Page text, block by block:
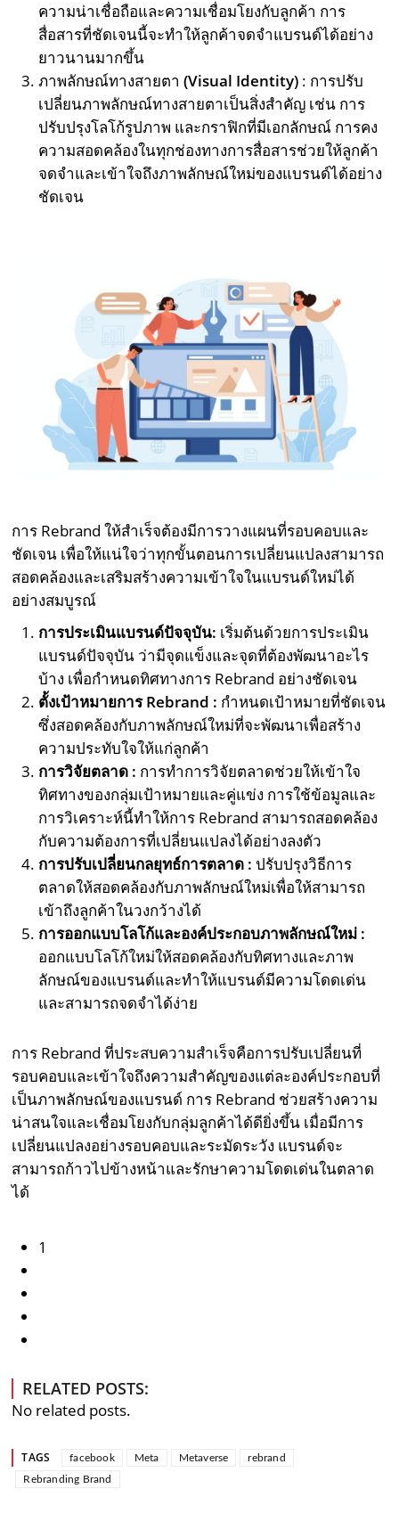
ความน่าเชื่อถือและความเชื่อมโยงกับลูกค้า การ
สื่อสารที่ชัดเจนนี้จะทำให้ลูกค้าจดจำแบรนด์ได้อย่าง
ยาวนานมากขึ้น
ภาพลักษณ์ทางสายตา (Visual Identity) : การปรับ
เปลี่ยนภาพลักษณ์ทางสายตาเป็นสิ่งสำคัญ เช่น การ
ปรับปรุงโลโก้รูปภาพ และกราฟิกที่มีเอกลักษณ์ การคง
ความสอดคล้องในทุกช่องทางการสื่อสารช่วยให้ลูกค้า
จดจำและเข้าใจถึงภาพลักษณ์ใหม่ของแบรนด์ได้อย่าง
ชัดเจน
การ Rebrand ให้สำเร็จต้องมีการวางแผนที่รอบคอบและ
ชัดเจน เพื่อให้แน่ใจว่าทุกขั้นตอนการเปลี่ยนแปลงสามารถ
สอดคล้องและเสริมสร้างความเข้าใจในแบรนด์ใหม่ได้
อย่างสมบูรณ์
การประเมินแบรนด์ปัจจุบัน: เริ่มต้นด้วยการประเมิน
แบรนด์ปัจจุบัน ว่ามีจุดแข็งและจุดที่ต้องพัฒนาอะไร
บ้าง เพื่อกำหนดทิศทางการ Rebrand อย่างชัดเจน
ตั้งเป้าหมายการ Rebrand : กำหนดเป้าหมายที่ชัดเจน
ซึ่งสอดคล้องกับภาพลักษณ์ใหม่ที่จะพัฒนาเพื่อสร้าง
ความประทับใจให้แก่ลูกค้า
การวิจัยตลาด : การทำการวิจัยตลาดช่วยให้เข้าใจ
ทิศทางของกลุ่มเป้าหมายและคู่แข่ง การใช้ข้อมูลและ
การวิเคราะห์นี้ทำให้การ Rebrand สามารถสอดคล้อง
กับความต้องการที่เปลี่ยนแปลงได้อย่างลงตัว
การปรับเปลี่ยนกลยุทธ์การตลาด : ปรับปรุงวิธีการ
ตลาดให้สอดคล้องกับภาพลักษณ์ใหม่เพื่อให้สามารถ
เข้าถึงลูกค้าในวงกว้างได้
การออกแบบโลโก้และองค์ประกอบภาพลักษณ์ใหม่ :
ออกแบบโลโก้ใหม่ให้สอดคล้องกับทิศทางและภาพ
ลักษณ์ของแบรนด์และทำให้แบรนด์มีความโดดเด่น
และสามารถจดจำได้ง่าย
การ Rebrand ที่ประสบความสำเร็จคือการปรับเปลี่ยนที่
รอบคอบและเข้าใจถึงความสำคัญของแต่ละองค์ประกอบที่
เป็นภาพลักษณ์ของแบรนด์ การ Rebrand ช่วยสร้างความ
น่าสนใจและเชื่อมโยงกับกลุ่มลูกค้าได้ดียิ่งขึ้น เมื่อมีการ
เปลี่ยนแปลงอย่างรอบคอบและระมัดระวัง แบรนด์จะ
สามารถก้าวไปข้างหน้าและรักษาความโดดเด่นในตลาด
ได้
1
RELATED POSTS:
No related posts.
TAGS facebook Meta Metaverse
rebrand
Rebranding Brand